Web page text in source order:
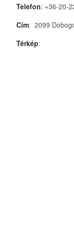
Telefon: +36-20-
Cím: 2099
Térkép: